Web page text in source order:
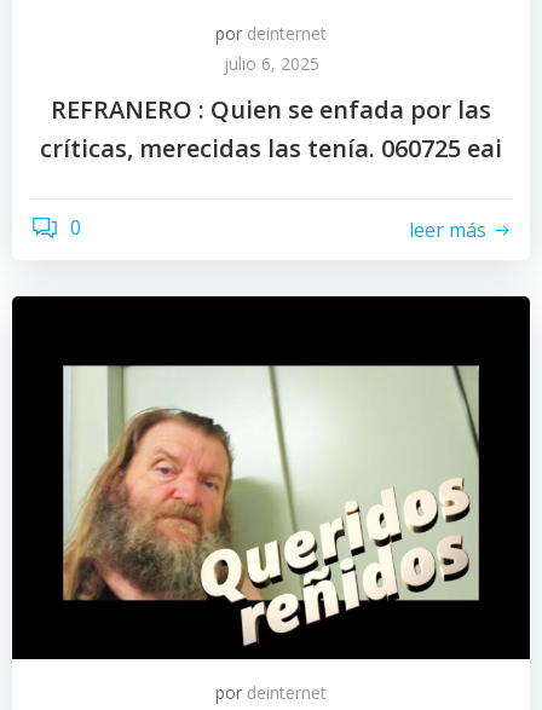
por deinternet
julio 6, 2025
REFRANERO : Quien se enfada por las
críticas, merecidas las tenía. 060725 eai
0 leer más
por deinternet